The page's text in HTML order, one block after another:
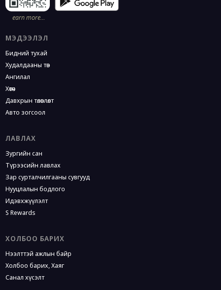
earn more…
МЭДЭЭЛЭЛ
Бидний тухай
Худалдааны төв
Ангилал
Хөтөч
Давхрын төлөвлөлт
Авто зогсоол
ЛАВЛАХ
Зургийн сан
Түрээсийн лавлах
Зар сурталчилгааны сувгууд
Нууцлалын бодлого
Идэвхжүүлэлт
S Rewards
ХОЛБОО БАРИХ
Нээлттэй ажлын байр
Холбоо барих, Хаяг
Санал хүсэлт